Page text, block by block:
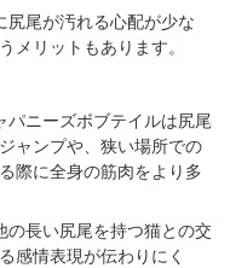
尻尾が汚れる心配が少な
メリットもあります。
パニーズボブテイルは尻尾
ャンプや、狭い場所での
際に全身の筋肉をより多
の長い尻尾を持つ猫との交
感情表現が伝わりにく